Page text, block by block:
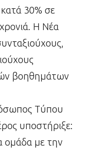
30% σε
Η Νέα
βοηθημάτων
Τύπου
υποστήριξε:
ομάδα με την